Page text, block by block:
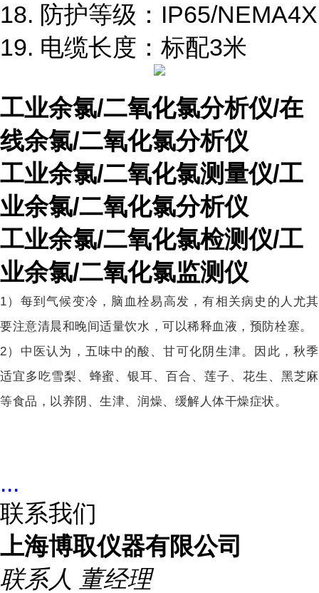
18. 防护等级： IP65/NEMA4X
19. 电缆长度：标配3米
工业余氯/二氧化氯分析仪/在
线余氯/二氧化氯分析仪
工业余氯/二氧化氯测量仪/工
业余氯/二氧化氯分析仪
工业余氯/二氧化氯检测仪/工
业余氯/二氧化氯监测仪
1） 每到气候变冷，脑血栓易高发，有相关病史的人尤其
要注意清晨和晚间适量饮水，可以稀释血液，预防栓塞。
2）中医认为，五味中的酸、甘可化阴生津。因此，秋季
适宜多吃雪梨、蜂蜜、银耳、百合、莲子、花生、黑芝麻
等食品，以养阴、生津、润燥、缓解人体干燥症状。
...
联系我们
上海博取仪器有限公司
联系人 董经理